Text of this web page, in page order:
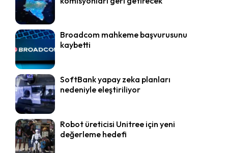
Broadcom mahkeme başvurusunu
kaybetti
SoftBank yapay zeka planları
nedeniyle eleştiriliyor
Robot üreticisi Unitree için yeni
değerleme hedefi